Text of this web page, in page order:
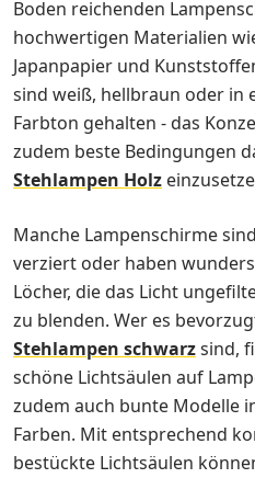
Boden reichenden
hochwertigen Materialien
Japanpapier und
sind weiß, hellbraun oder in
Farbton gehalten - das
zudem beste Bedingungen
Stehlampen Holz
Manche Lampenschirme
verziert oder haben
Löcher, die das Licht
zu blenden. Wer es
Stehlampen schwarzsind,
schöne Lichtsäulen auf
zudem auch bunte Modelle
Farben. Mit entsprechend
bestückte Lichtsäulen